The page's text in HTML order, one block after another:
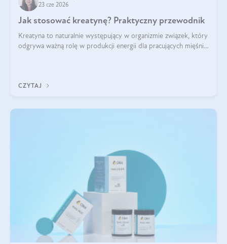
23 cze 2026
Jak stosować kreatynę? Praktyczny przewodnik
Kreatyna to naturalnie występujący w organizmie związek, który
odgrywa ważną rolę w produkcji energii dla pracujących mięśni.
CZYTAJ